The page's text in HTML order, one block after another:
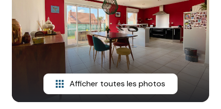
HONORAIRES
Afficher toutes les photos